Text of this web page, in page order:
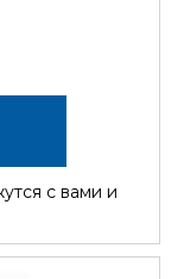
с вами и